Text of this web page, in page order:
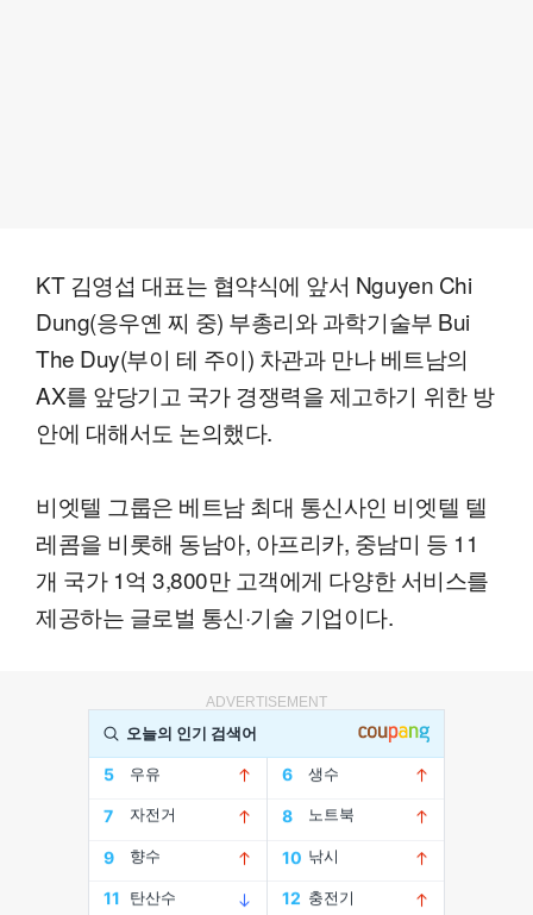
KT 김영섭 대표는 협약식에 앞서 Nguyen Chi
Dung(응우옌 찌 중) 부총리와 과학기술부 Bui
The Duy(부이 테 주이) 차관과 만나 베트남의
AX를 앞당기고 국가 경쟁력을 제고하기 위한 방
안에 대해서도 논의했다.
비엣텔 그룹은 베트남 최대 통신사인 비엣텔 텔
레콤을 비롯해 동남아, 아프리카, 중남미 등 11
개 국가 1억 3,800만 고객에게 다양한 서비스를
제공하는 글로벌 통신·기술 기업이다.
ADVERTISEMENT